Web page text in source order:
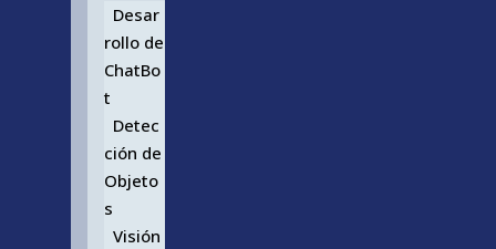
Desar
rollo de
ChatBo
t
Detec
ción de
Objeto
s
Visión